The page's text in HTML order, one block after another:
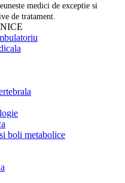
medici de exceptie si
de tratament.
boli metabolice